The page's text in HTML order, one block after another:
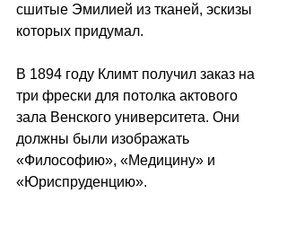
сшитые Эмилией из тканей, эскизы
которых придумал.
В 1894 году Климт получил заказ на
три фрески для потолка актового
зала Венского университета. Они
должны были изображать
«Философию», «Медицину» и
«Юриспруденцию».